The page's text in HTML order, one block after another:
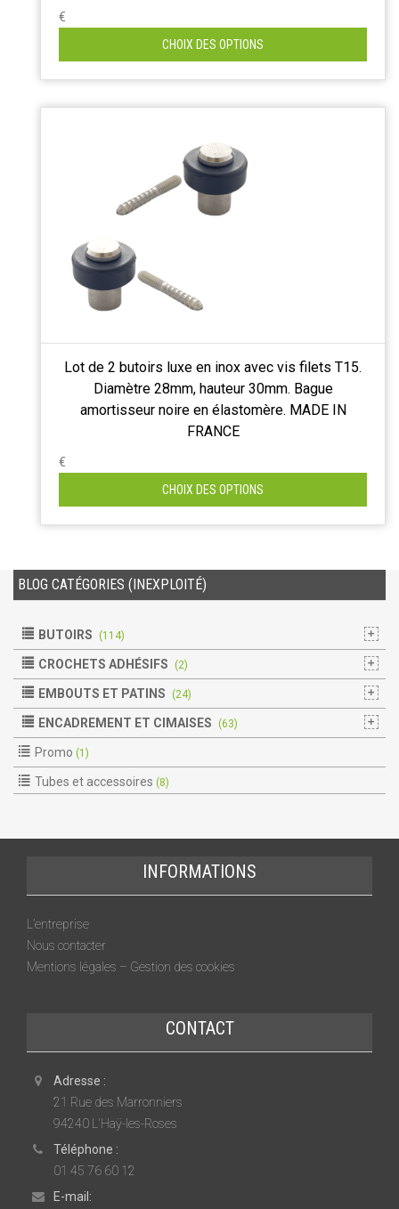
€
CHOIX DES OPTIONS
Lot de 2 butoirs luxe en inox avec vis filets T15.
Diamètre 28mm, hauteur 30mm. Bague
amortisseur noire en élastomère. MADE IN
FRANCE
€
CHOIX DES OPTIONS
BLOG CATÉGORIES (INEXPLOITÉ)
BUTOIRS (114)
CROCHETS ADHÉSIFS (2)
EMBOUTS ET PATINS (24)
ENCADREMENT ET CIMAISES (63)
Promo (1)
Tubes et accessoires (8)
INFORMATIONS
L’entreprise
Nous contacter
Mentions légales – Gestion des cookies
CONTACT
Adresse :
21 Rue des Marronniers
94240 L'Haÿ-les-Roses
Téléphone :
01 45 76 60 12
E-mail: